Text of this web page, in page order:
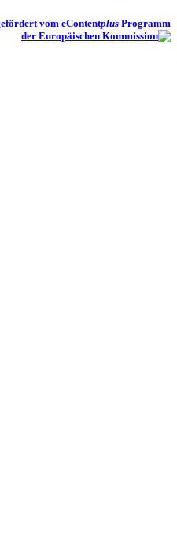
vom eContentplus Programm
der Europäischen Kommission